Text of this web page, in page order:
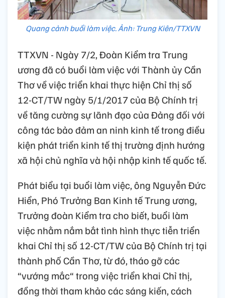
Quang cảnh buổi làm việc. Ảnh: Trung Kiên/TTXVN
TTXVN - Ngày 7/2, Đoàn Kiểm tra Trung
ương đã có buổi làm việc với Thành ủy Cần
Thơ về việc triển khai thực hiện Chỉ thị số
12-CT/TW ngày 5/1/2017 của Bộ Chính trị
về tăng cường sự lãnh đạo của Đảng đối với
công tác bảo đảm an ninh kinh tế trong điều
kiện phát triển kinh tế thị trường định hướng
xã hội chủ nghĩa và hội nhập kinh tế quốc tế.
Phát biểu tại buổi làm việc, ông Nguyễn Đức
Hiển, Phó Trưởng Ban Kinh tế Trung ương,
Trưởng đoàn Kiểm tra cho biết, buổi làm
việc nhằm nắm bắt tình hình thực tiễn triển
khai Chỉ thị số 12-CT/TW của Bộ Chính trị tại
thành phố Cần Thơ, từ đó, tháo gỡ các
“vướng mắc“ trong việc triển khai Chỉ thị,
đồng thời tham khảo các sáng kiến, cách